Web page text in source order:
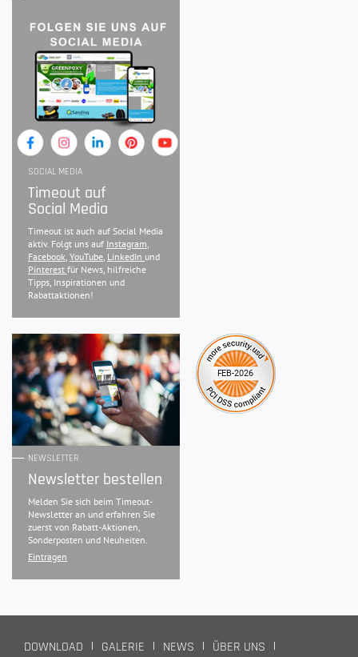
SOCIAL MEDIA
Timeout auf
Social Media
Timeout ist auch auf Social Media
aktiv. Folgt uns auf Instagram,
Facebook, YouTube, LinkedIn und
Pinterest für News, hilfreiche
Tipps, Inspirationen und
Rabattaktionen!
NEWSLETTER
Newsletter bestellen
Melden Sie sich beim Timeout-
Newsletter an und erfahren Sie
zuerst von Rabatt-Aktionen,
Sonderposten und Neuheiten.
Eintragen
DOWNLOAD GALERIE NEWS
ÜBER UNS